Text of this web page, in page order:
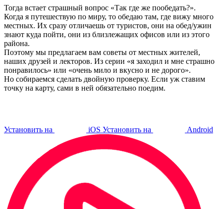
Тогда встает страшный вопрос «Так где же пообедать?».
Когда я путешествую по миру, то обедаю там, где вижу много
местных. Их сразу отличаешь от туристов, они на обед/ужин
знают куда пойти, они из близлежащих офисов или из этого
района.
Поэтому мы предлагаем вам советы от местных жителей,
наших друзей и лекторов. Из серии «я заходил и мне страшно
понравилось» или «очень мило и вкусно и не дорого».
Но собираемся сделать двойную проверку. Если уж ставим
точку на карту, сами в ней обязательно поедим.
Установить на iOS Установить на Android